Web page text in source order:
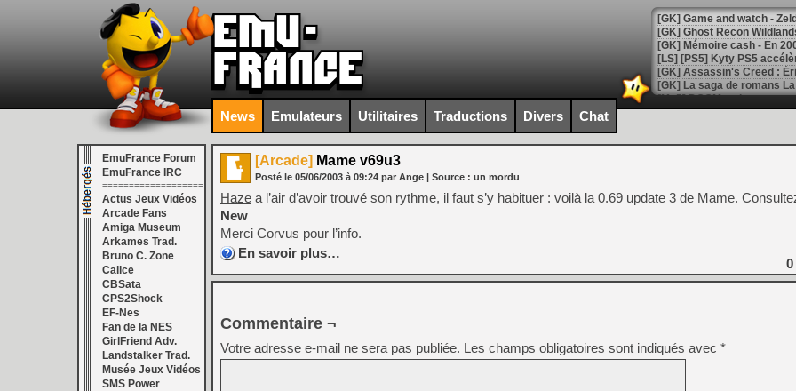
[Mo5] DOOM arrive en
[GK] Bethesda fête les 30
[GK] Roblox : l'action en
[GK] Agenda - GeForce
[GK] Devolver Digital en a
[LS] [PS5] ps5-y2jb-
[GK] Pourquoi Marvel
[GK] Test : Restory : Chill
[GK] GTA 6 : Rockstar
[GK] Hot Wheels Infinite
[GK] Mémoire cash -
[GK] Résultats Nintendo :
[GK] Déjà des
[Mo5] Brickboy cherche à
[GK] Minecraft et ses «
News Emulateurs Utilitaires Traductions Divers Chat
EmuFrance Forum
EmuFrance IRC
===================
Actus Jeux Vidéos
Arcade Fans
Amiga Museum
Arkames Trad.
Bruno C. Zone
Calice
CBSata
CPS2Shock
EF-Nes
Fan de la NES
GirlFriend Adv.
Landstalker Trad.
Musée Jeux Vidéos
SMS Power
[Arcade] Mame v69u3
Posté le 05/06/2003 à 09:24 par Ange | Source : un mordu
Haze a l’air d’avoir trouvé son rythme, il faut s’y habituer : voilà la 0.69 update 3 de Mame.
New
Merci Corvus pour l’info.
En savoir plus…
0
Commentaire ¬
Votre adresse e-mail ne sera pas publiée. Les champs obligatoires sont indiqués avec *